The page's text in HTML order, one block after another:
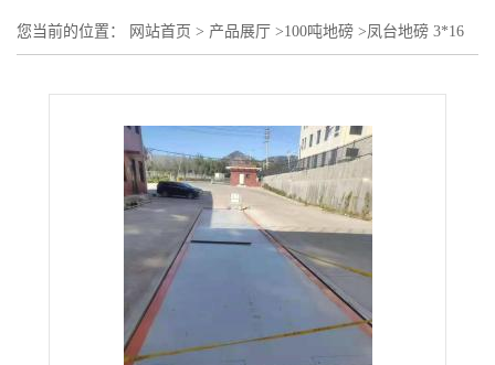
您当前的位置： 网站首页 > 产品展厅 >100吨地磅 >凤台地磅 3*16